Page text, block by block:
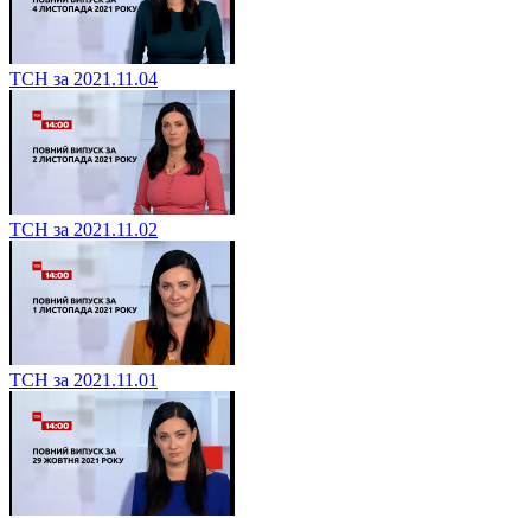
ТСН за 2021.11.04
ТСН за 2021.11.02
ТСН за 2021.11.01